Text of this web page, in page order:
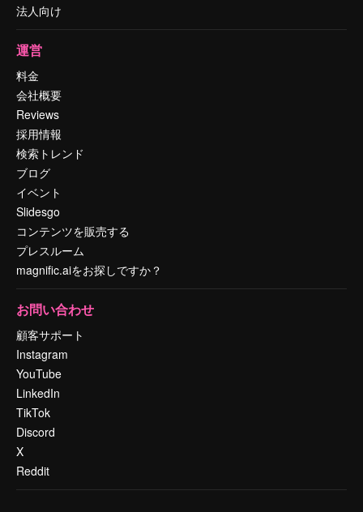
法人向け
運営
料金
会社概要
Reviews
採用情報
検索トレンド
ブログ
イベント
Slidesgo
コンテンツを販売する
プレスルーム
magnific.aiをお探しですか？
お問い合わせ
顧客サポート
Instagram
YouTube
LinkedIn
TikTok
Discord
X
Reddit